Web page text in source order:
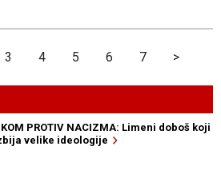
3 4 5 6 7 >
PROTIV NACIZMA: Limeni doboš koji
velike ideologije